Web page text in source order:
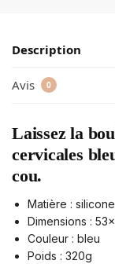
Description
Avis 0
Laissez la
cervicales
cou.
Matière : silicone
Dimensions :
Couleur : bleu
Poids : 320g